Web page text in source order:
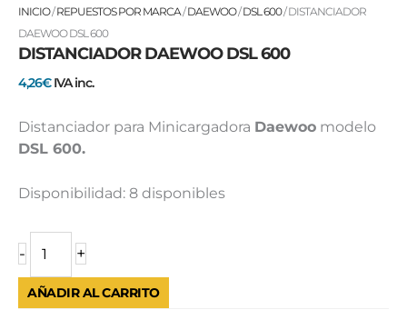
INICIO/REPUESTOS POR MARCA/DAEWOO/DSL 600/ DISTANCIADOR
DAEWOO DSL 600
DISTANCIADOR DAEWOO DSL 600
4,26€ IVA inc.
Distanciador para Minicargadora Daewoo modelo
DSL 600.
Disponibilidad: 8 disponibles
-
DISTANCIADOR
DAEWOO
DSL
600
+
AÑADIR AL CARRITO